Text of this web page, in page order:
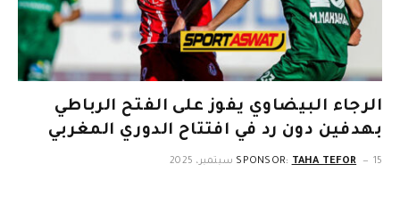
الرجاء البيضاوي يفوز على الفتح الرباطي
بهدفين دون رد في افتتاح الدوري المغربي
SPONSOR: TAHA TEFOR 15 سبتمبر، 2025